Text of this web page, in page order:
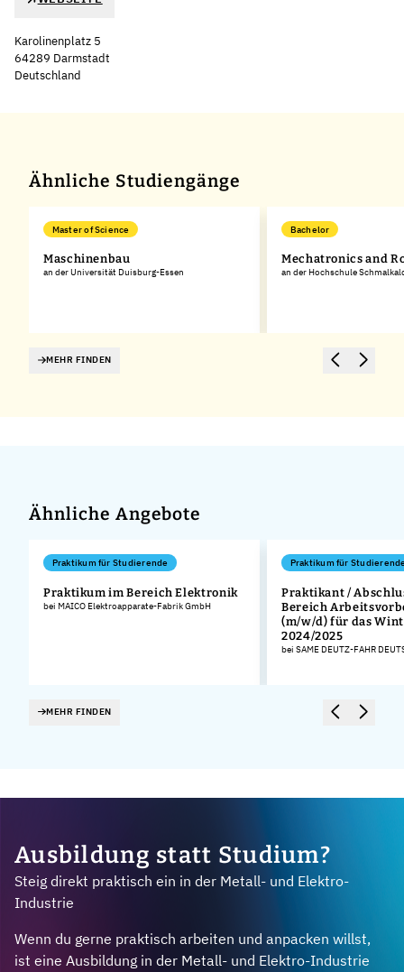
Karolinenplatz 5
64289 Darmstadt
Deutschland
Ähnliche Studiengänge
Master of Science
Maschinenbau
an der Universität Duisburg-Essen
Bachelor
Mechatronics and
an der Hochschule
MEHR FINDEN
Ähnliche Angebote
Praktikum für Studierende
Praktikum im Bereich Elektronik
bei MAICO Elektroapparate-Fabrik GmbH
Praktikum für
Praktikant /
Bereich
(m/w/d) für das
2024/2025
bei SAME DEUTZ-FAHR
MEHR FINDEN
Ausbildung statt Studium?
Steig direkt praktisch ein in der Metall- und Elektro-
Industrie
Wenn du gerne praktisch arbeiten und anpacken willst,
ist eine Ausbildung in der Metall- und Elektro-Industrie